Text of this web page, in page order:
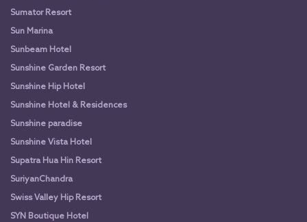
Sumator Resort
Sun Marina
Sunbeam Hotel
Sunshine Garden Resort
Sunshine Hip Hotel
Sunshine Hotel & Residences
Sunshine paradise
Sunshine Vista Hotel
Supatra Hua Hin Resort
SuriyanChandra
Swiss Valley Hip Resort
SYN Boutique Hotel